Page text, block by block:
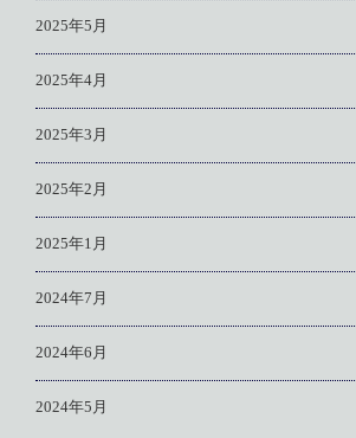
2025年5月
2025年4月
2025年3月
2025年2月
2025年1月
2024年7月
2024年6月
2024年5月